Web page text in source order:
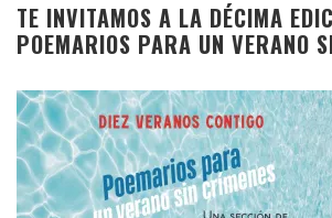
TE INVITAMOS A LA DÉCIMA
POEMARIOS PARA UN VERANO